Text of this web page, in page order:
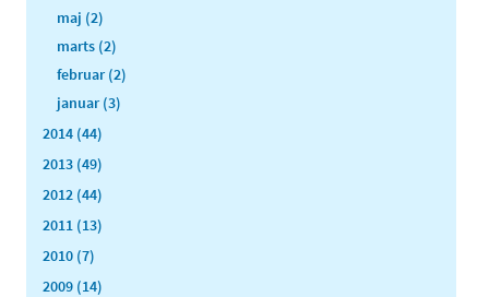
maj (2)
marts (2)
februar (2)
januar (3)
2014 (44)
2013 (49)
2012 (44)
2011 (13)
2010 (7)
2009 (14)